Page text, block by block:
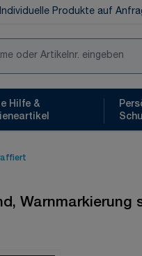
Individuelle Produkte auf
Hilfe &
Warnmarkierung